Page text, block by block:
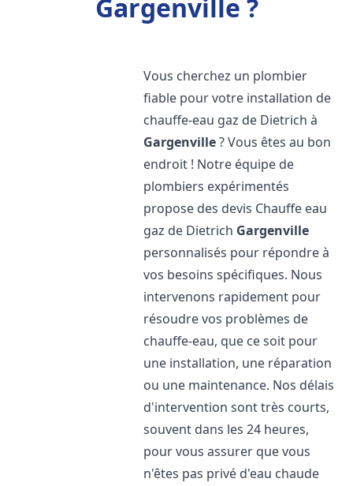
Gargenville ?
Vous cherchez un plombier
fiable pour votre installation de
chauffe-eau gaz de Dietrich à
Gargenville? Vous êtes au bon
endroit ! Notre équipe de
plombiers expérimentés
propose des devis Chauffe eau
gaz de Dietrich Gargenville
personnalisés pour répondre à
vos besoins spécifiques. Nous
intervenons rapidement pour
résoudre vos problèmes de
chauffe-eau, que ce soit pour
une installation, une réparation
ou une maintenance. Nos délais
d'intervention sont très courts,
souvent dans les 24 heures,
pour vous assurer que vous
n'êtes pas privé d'eau chaude